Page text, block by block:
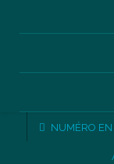
NUMÉRO EN